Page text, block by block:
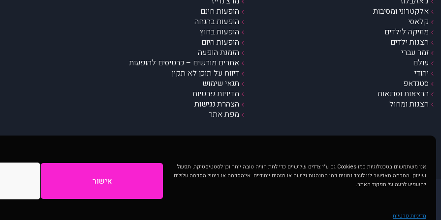
אנו משתמשים בטכנולוגיות כמו Cookies גם ע"י צדדים שלישיים כדי לתת חוויה טובה יותר וכן לסטטיסטיקה, תפעול
ושיווק. הסכמה תאפשר לנו לעבד נתונים כמו התנהגות גלישה או מזהים ייחודיים. אי־הסכמה או ביטול הסכמה עלולים
להשפיע לרעה על תפקוד האתר.
אישור
מדיניות פרטיות
אלקטרוני ומסיבות
קלאסי
מוזיקה לילדים
הצגות ילדים
זמר עברי
עולם
יהודי
סטנדאפ
הרצאות וסדנאות
הצגות ומחול
הופעות חינם
הופעות בהנחה
הופעות בחוץ
הופעות היום
הזמנת הופעה
אתרים מורשים – כרטיסים להופעות
דיווח על תוכן לא תקין
תנאי שימוש
מדיניות פרטיות
הצהרת נגישות
מפת אתר